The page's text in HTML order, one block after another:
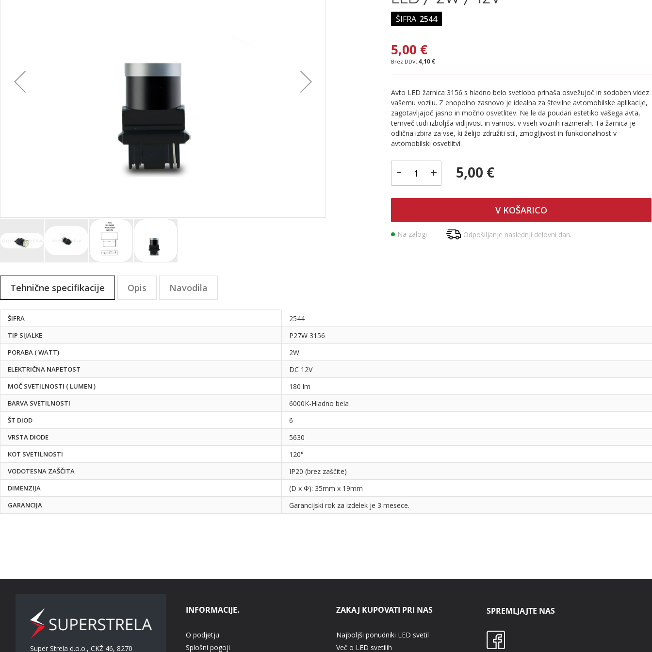
na
začetek
ŠIFRA 2544
5,00 €
4,10 €
Avto LED žarnica 3156 s hladno belo svetlobo prinaša osvežujoč in sodoben videz
vašemu vozilu. Z enopolno zasnovo je idealna za številne avtomobilske aplikacije,
zagotavljajoč jasno in močno osvetlitev. Ne le da poudari estetiko vašega avta,
temveč tudi izboljša vidljivost in varnost v vseh voznih razmerah. Ta žarnica je
odlična izbira za vse, ki želijo združiti stil, zmogljivost in funkcionalnost v
avtomobilski osvetlitvi.
- + 5,00 €
V KOŠARICO
Na zalogi Odpošiljanje naslednji delovni dan.
Tehnične specifikacije
Tehnične
specifikacije
ŠIFRA 2544
TIP SIJALKE P27W 3156
PORABA ( WATT) 2W
ELEKTRIČNA NAPETOST DC 12V
MOČ SVETILNOSTI ( LUMEN ) 180 lm
BARVA SVETILNOSTI 6000K-Hladno bela
ŠT DIOD 6
VRSTA DIODE 5630
KOT SVETILNOSTI 120°
VODOTESNA ZAŠČITA IP20 (brez zaščite)
DIMENZIJA (D x Φ): 35mm x 19mm
GARANCIJA Garancijski rok za izdelek je 3 mesece.
Opis Navodila
Super Strela d.o.o., CKŽ 46, 8270
INFORMACIJE.
O podjetju
Splošni pogoji
ZAKAJ KUPOVATI PRI NAS
Najboljši ponudniki LED svetil
Več o LED svetilih
SPREMLJAJTE NAS